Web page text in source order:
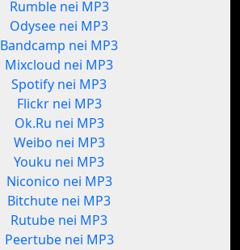
Rumble nei MP3
Odysee nei MP3
Bandcamp nei MP3
Mixcloud nei MP3
Spotify nei MP3
Flickr nei MP3
Ok.Ru nei MP3
Weibo nei MP3
Youku nei MP3
Niconico nei MP3
Bitchute nei MP3
Rutube nei MP3
Peertube nei MP3